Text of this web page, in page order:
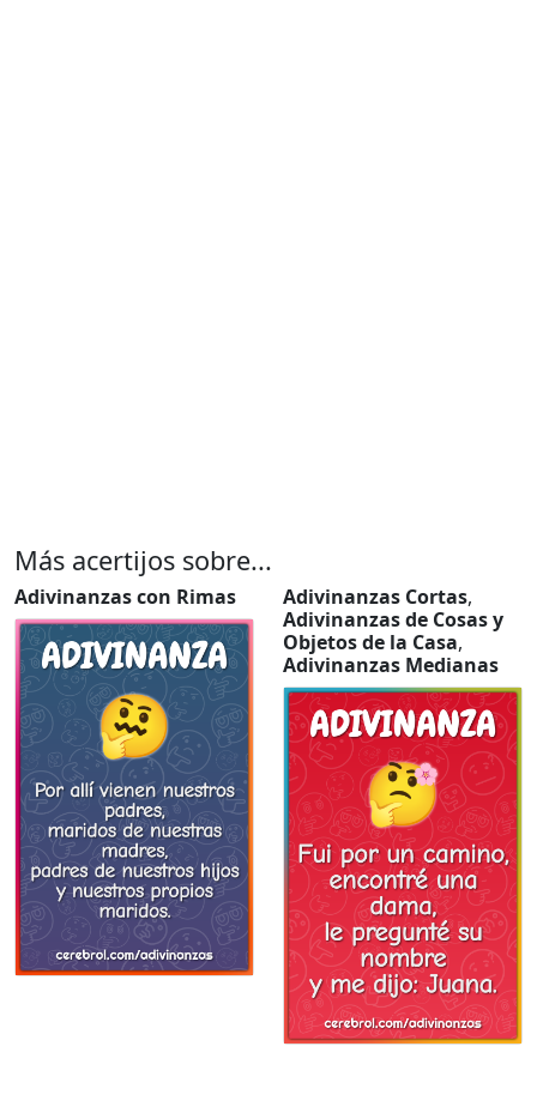
Más acertijos sobre...
Adivinanzas con Rimas Adivinanzas Cortas,
Adivinanzas de Cosas y
Objetos de la Casa,
Adivinanzas Medianas